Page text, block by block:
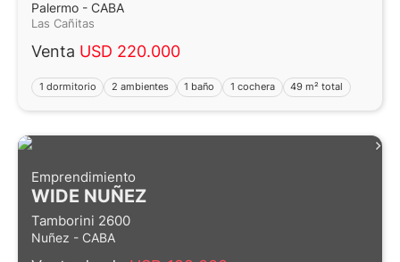
Palermo - CABA
Las Cañitas
Venta USD 220.000
1 dormitorio 2 ambientes 1 baño 1 cochera 49 m² total
Emprendimiento
WIDE NUÑEZ
Tamborini 2600
Nuñez - CABA